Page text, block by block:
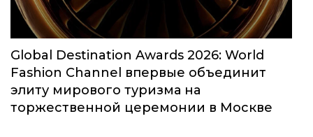
Global Destination Awards 2026: World
Fashion Channel впервые объединит
элиту мирового туризма на
торжественной церемонии в Москве